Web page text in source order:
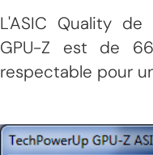
L'ASIC Quality
GPU-Z est de
respectable pour